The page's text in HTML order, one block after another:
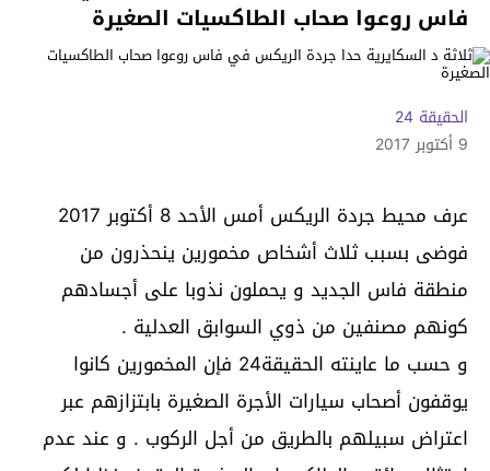
فاس روعوا صحاب الطاكسيات الصغيرة
الحقيقة 24
9 أكتوبر 2017
عرف محيط جردة الريكس أمس الأحد 8 أكتوبر 2017
فوضى بسبب ثلاث أشخاص مخمورين ينحذرون من
منطقة فاس الجديد و يحملون نذوبا على أجسادهم
كونهم مصنفين من ذوي السوابق العدلية .
و حسب ما عاينته الحقيقة24 فإن المخمورين كانوا
يوقفون أصحاب سيارات الأجرة الصغيرة بابتزازهم عبر
اعتراض سبيلهم بالطريق من أجل الركوب . و عند عدم